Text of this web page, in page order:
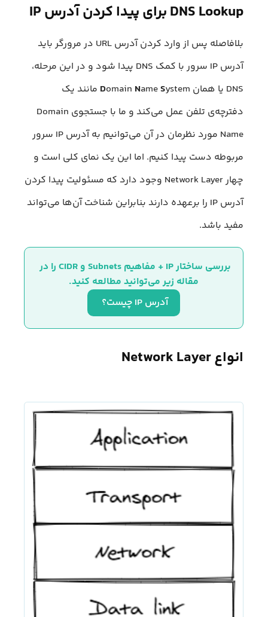
DNS Lookup برای پیدا کردن آدرس IP
بلافاصله پس از وارد کردن آدرس URL در مرورگر باید
آدرس IP سرور با کمک DNS پیدا شود و در این مرحله،
DNS یا همان
Domain NameS
ystem مانند یک
دفترچه‌ی تلفن عمل می‌کند و ما با جستجوی Domain
Name مورد نظرمان در آن می‌توانیم به آدرس IP سرور
مربوطه دست پیدا کنیم. اما این یک نمای کلی است و
چهار Network Layer وجود دارد که مسئولیت پیدا کردن
آدرس IP را برعهده دارند بنابراین شناخت آن‌ها می‌تواند
مفید باشد.
بررسی ساختار IP + مفاهیم Subnets و CIDR را در
مقاله زیر می‌توانید مطالعه کنید.
آدرس IP چیست؟
انواع Network Layer